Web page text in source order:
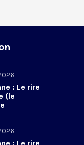
: Le rire
(le
: Le rire